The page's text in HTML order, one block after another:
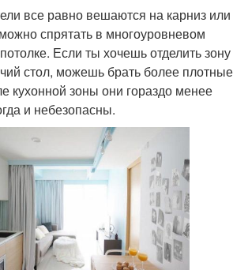
с
Декоративные
перегородки
для
все равно вешаются на карниз или
спрятать в многоуровневом
Если ты хочешь отделить зону
стол, можешь брать более плотные
кухонной зоны они гораздо менее
и небезопасны.